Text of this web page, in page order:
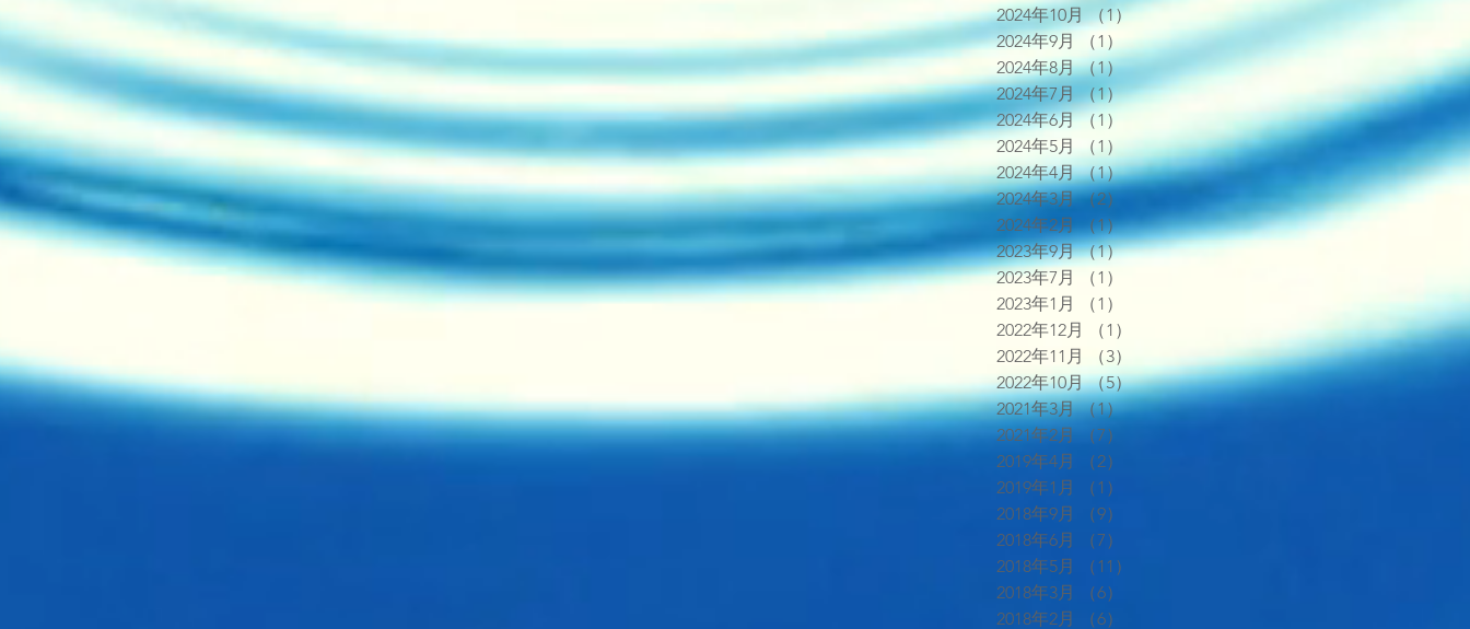
2024年10月 （1）1件の記事
2024年9月
（1）1件の記事
2024年8月 （1）1件の記事
2024年7月 （1）1件の記事
2024年6月 （1）
2024年5月
（1）1件の記事
2024年4月 （1）1件の記事
2024年3月 （2）
2024年2月 （1）1件の記事
2023年9月 （1）1件の記事
2023年7月
（1）
2023年1月
（1）
2022年12月
（1）
2022年11月
（3）
3件の記事
2022年10月 （5）5件の記事
2021年3月 （1）1件の記事
2021年2月
（7）
2019年4月
（2）
2019年1月
（1）
2018年9月
（9）
2018年6月
（7）
2018年5月
（11）
2018年3月
（6）
2018年2月
（6）